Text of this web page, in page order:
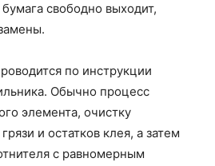
свободно выходит,
по инструкции
Обычно процесс
элемента, очистку
и остатков клея, а затем
с равномерным